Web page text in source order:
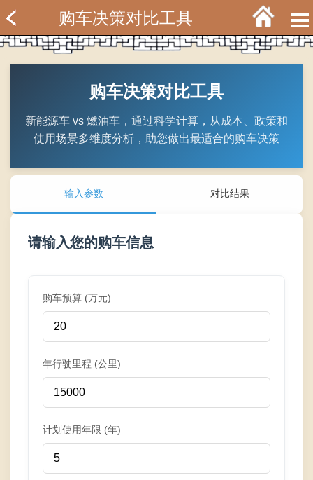
购车决策对比工具
购车决策对比工具
新能源车 vs 燃油车，通过科学计算，从成本、政策和
使用场景多维度分析，助您做出最适合的购车决策
输入参数 对比结果
请输入您的购车信息
购车预算 (万元)
年行驶里程 (公里)
计划使用年限 (年)